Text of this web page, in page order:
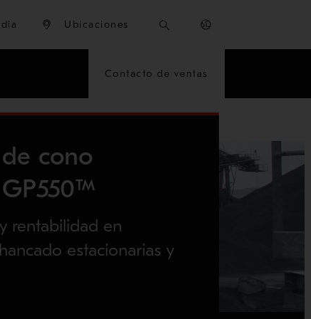
Ubicaciones
Contacto de ventas
cono
rentabilidad en
estacionarias y